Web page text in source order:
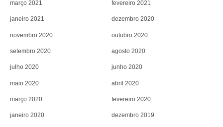
março 2021 fevereiro 2021
janeiro 2021 dezembro 2020
novembro 2020 outubro 2020
setembro 2020 agosto 2020
julho 2020 junho 2020
maio 2020 abril 2020
março 2020 fevereiro 2020
janeiro 2020 dezembro 2019